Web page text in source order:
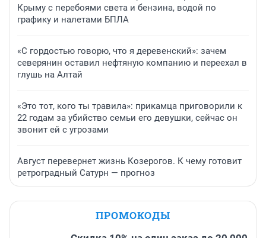
Крыму с перебоями света и бензина, водой по
графику и налетами БПЛА
«С гордостью говорю, что я деревенский»: зачем
северянин оставил нефтяную компанию и переехал в
глушь на Алтай
«Это тот, кого ты травила»: прикамца приговорили к
22 годам за убийство семьи его девушки, сейчас он
звонит ей с угрозами
Август перевернет жизнь Козерогов. К чему готовит
ретроградный Сатурн — прогноз
ПРОМОКОДЫ